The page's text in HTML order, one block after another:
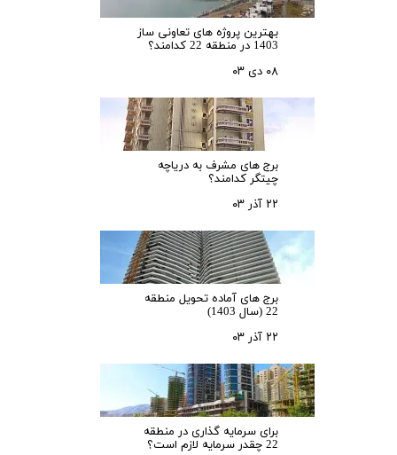
بهترین پروژه های تعاونی ساز
1403 در منطقه 22 کدامند؟
۰۸ دی ۰۳
برج های مشرف به دریاچه
چیتگر کدامند؟
۲۲ آذر ۰۳
برج های آماده تحویل منطقه
22 (سال 1403)
۲۲ آذر ۰۳
برای سرمایه‌ گذاری در منطقه
22 چقدر سرمایه لازم است؟